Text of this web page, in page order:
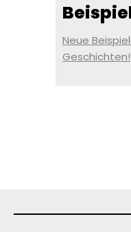
Neue
Geschichten!